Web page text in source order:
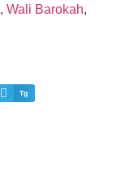
, Wali Barokah,
Tg